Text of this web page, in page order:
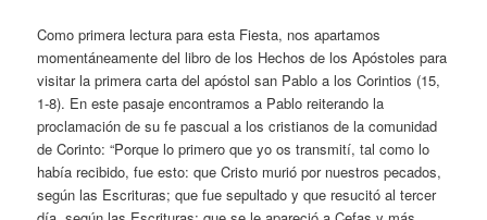
Como primera lectura para esta Fiesta, nos apartamos
momentáneamente del libro de los Hechos de los Apóstoles para
visitar la primera carta del apóstol san Pablo a los Corintios (15,
1-8). En este pasaje encontramos a Pablo reiterando la
proclamación de su fe pascual a los cristianos de la comunidad
de Corinto: “Porque lo primero que yo os transmití, tal como lo
había recibido, fue esto: que Cristo murió por nuestros pecados,
según las Escrituras; que fue sepultado y que resucitó al tercer